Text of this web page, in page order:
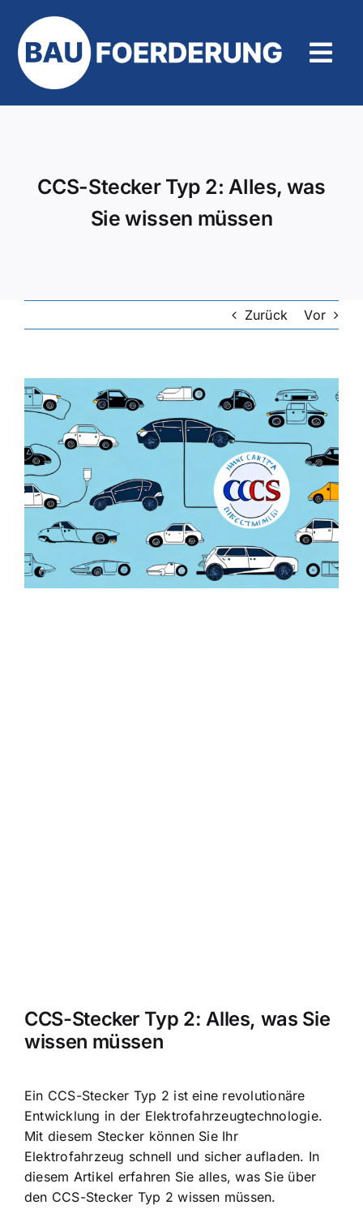
Inhalt
springen
CCS-Stecker Typ 2: Alles, was
Sie wissen müssen
Zurück Vor
Zeige
grösseres
CCS-Stecker Typ 2: Alles, was Sie
wissen müssen
Ein CCS-Stecker Typ 2 ist eine revolutionäre
Entwicklung in der Elektrofahrzeugtechnologie.
Mit diesem Stecker können Sie Ihr
Elektrofahrzeug schnell und sicher aufladen. In
diesem Artikel erfahren Sie alles, was Sie über
den CCS-Stecker Typ 2 wissen müssen.